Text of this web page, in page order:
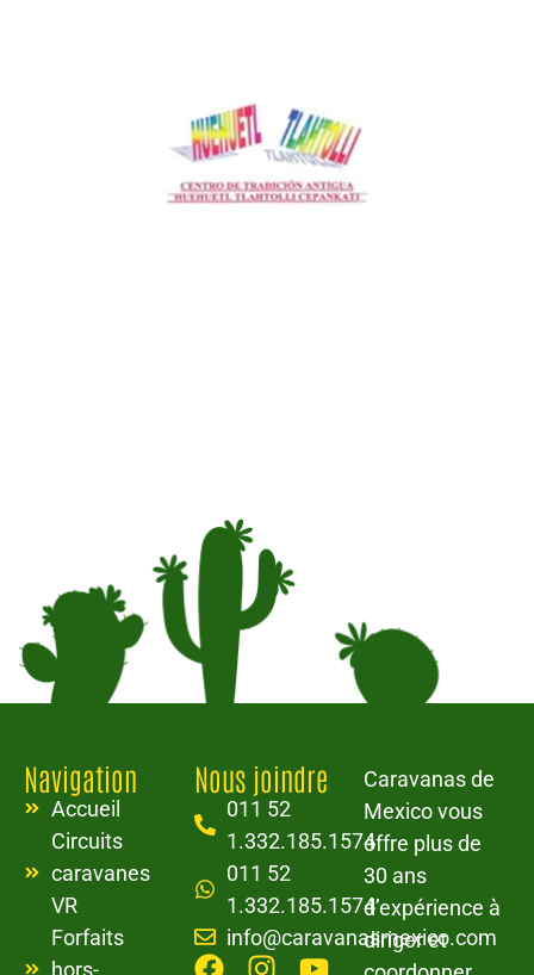
Navigation
Accueil
Circuits
caravanes
VR
Forfaits
hors-
Nous joindre
011 52
1.332.185.1574
011 52
1.332.185.1574
info@caravanasmexico.com
Caravanas de
Mexico vous
offre plus de
30 ans
d’expérience à
diriger et